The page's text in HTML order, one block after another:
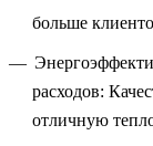
больше
расходов:
отличную